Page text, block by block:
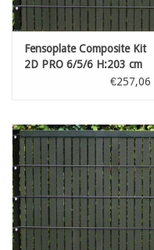
Fensoplate Composite Kit
2D PRO 6/5/6 H:203 cm
€257,06